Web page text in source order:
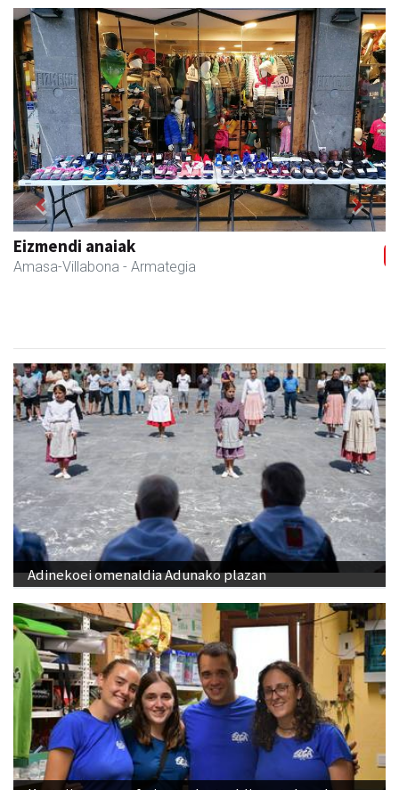
Fleming Herri Eskola
Amasa-Villabona - Hezkuntza
Previous Next
Adinekoei omenaldia Adunako plazan